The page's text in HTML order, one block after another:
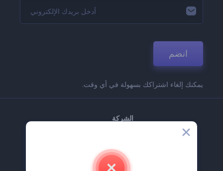
انضم
يمكنك إلغاء اشتراكك بسهولة في أي وقت.
الشركة
اتصل بنا
وظائف